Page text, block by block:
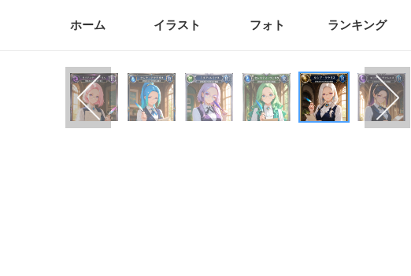
ホーム イラスト フォト ランキング